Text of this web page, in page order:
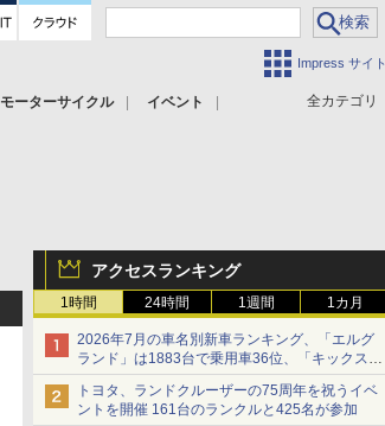
Impress サイト
全カテゴリ
モーターサイクル
イベント
アクセスランキング
1時間 24時間 1週間 1カ月
2026年7月の車名別新車ランキング、「エルグ
ランド」は1883台で乗用車36位、「キックス」
は2591台で27位に
トヨタ、ランドクルーザーの75周年を祝うイベ
ントを開催 161台のランクルと425名が参加